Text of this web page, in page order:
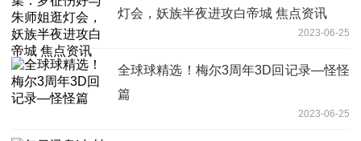
灯会，妖族半夜进攻白帝城 焦点资讯
2023-06-25
全球球精选！梅尔3周年3D回记录—怪怪
篇
2023-06-25